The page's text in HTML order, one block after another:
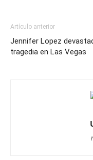
Artículo anterior
Jennifer Lopez
tragedia en Las Vegas